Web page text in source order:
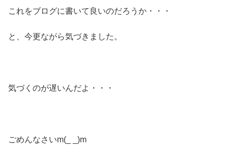
これをブログに書いて良いのだろうか・・・
と、今更ながら気づきました。
気づくのが遅いんだよ・・・
ごめんなさいm(_ _)m